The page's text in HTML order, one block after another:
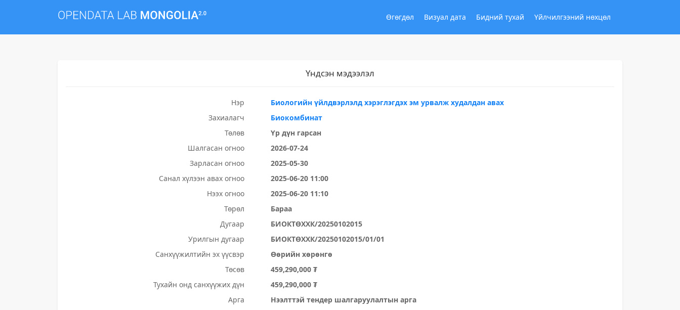
Өгөгдөл Визуал дата Бидний тухай Үйлчилгээний нөхцөл
Үндсэн мэдээлэл
Нэр
Биологийн үйлдвэрлэлд хэрэглэгдэх эм урвалж худалдан авах
Захиалагч
Биокомбинат
Төлөв
Үр дүн гарсан
Шалгасан огноо
2026-07-24
Зарласан огноо
2025-05-30
Санал хүлээн авах огноо
2025-06-20 11:00
Нээх огноо
2025-06-20 11:10
Төрөл
Бараа
Дугаар
БИОКТӨХХК/20250102015
Урилгын дугаар
БИОКТӨХХК/20250102015/01/01
Санхүүжилтийн эх үүсвэр
Өөрийн хөрөнгө
Төсөв
459,290,000 ₮
Тухайн онд санхүүжих дүн
459,290,000 ₮
Арга
Нээлттэй тендер шалгаруулалтын арга